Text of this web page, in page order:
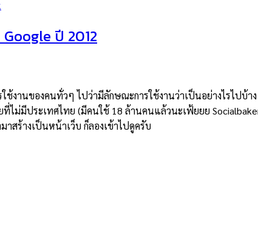
ปี 2012
งานของคนทั่วๆ ไปว่ามีลักษณะการใช้งานว่าเป็นอย่างไรไปบ้า
ไม่มีประเทศไทย (มีคนใช้ 18 ล้านคนแล้วนะเฟ้ยยย
าสร้างเป็นหน้าเว็บ ก็ลองเข้าไปดูครับ